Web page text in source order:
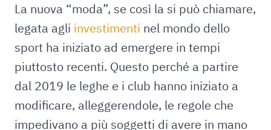
La nuova “moda”, se così la si può chiamare,
legata agli investimenti nel mondo dello
sport ha iniziato ad emergere in tempi
piuttosto recenti. Questo perché a partire
dal 2019 le leghe e i club hanno iniziato a
modificare, alleggerendole, le regole che
impedivano a più soggetti di avere in mano